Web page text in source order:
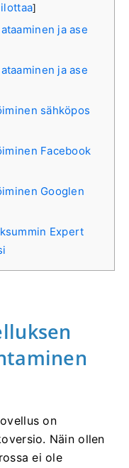
]
ja ase
ja ase
sähköpos
Facebook
Googlen
Expert
on
Näin ollen
ei ole